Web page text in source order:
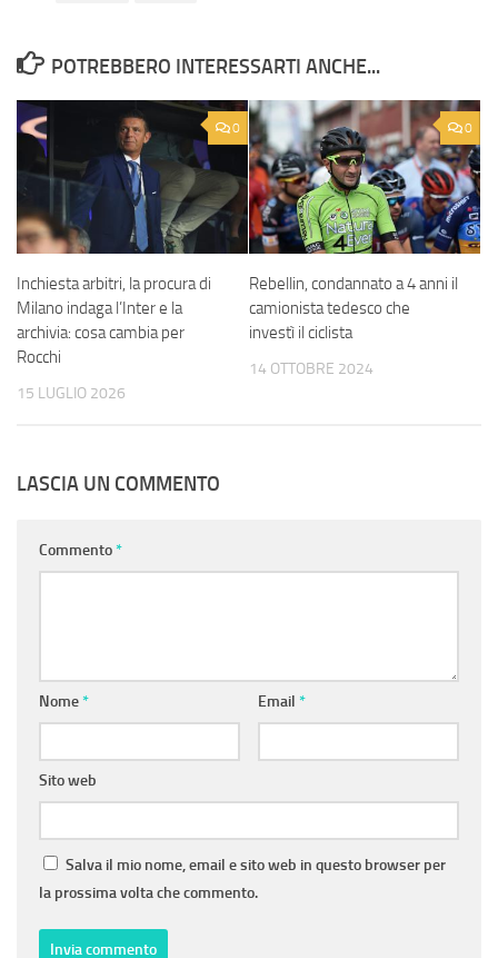
POTREBBERO INTERESSARTI ANCHE...
0
Inchiesta arbitri, la procura di
Milano indaga l’Inter e la
archivia: cosa cambia per
Rocchi
15 LUGLIO 2026
0
Rebellin, condannato a 4 anni il
camionista tedesco che
investì il ciclista
14 OTTOBRE 2024
LASCIA UN COMMENTO
Commento*
Nome* Email *
Sito web
Salva il mio nome, email e sito web in questo browser per
la prossima volta che commento.